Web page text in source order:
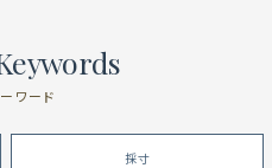
ワード
採寸